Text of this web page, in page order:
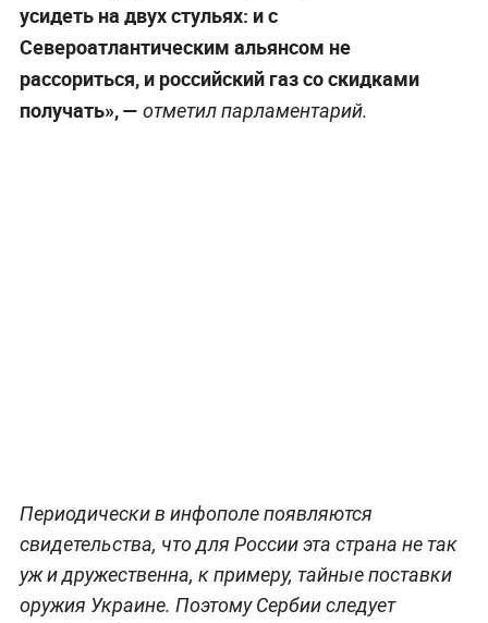
усидеть на двух стульях: и с
Североатлантическим альянсом не
рассориться, и российский газ со скидками
получать», — отметил парламентарий.
Периодически в инфополе появляются
свидетельства, что для России эта страна не так
уж и дружественна, к примеру, тайные поставки
оружия Украине. Поэтому Сербии следует